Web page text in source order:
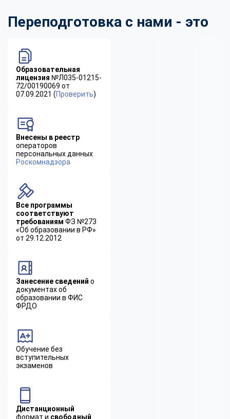
Переподготовка с нами - это
Образовательная
лицензия №Л035-01215-
72/00190069 от
07.09.2021 (Проверить)
Внесены в реестр
операторов
персональных данных
Роскомнадзора
Все программы
соответствуют
требованиям ФЗ №273
«Об образовании в РФ»
от 29.12.2012
Занесение сведений о
документах об
образовании в ФИС
ФРДО
Обучение без
вступительных
экзаменов
Дистанционный
формат и свободный